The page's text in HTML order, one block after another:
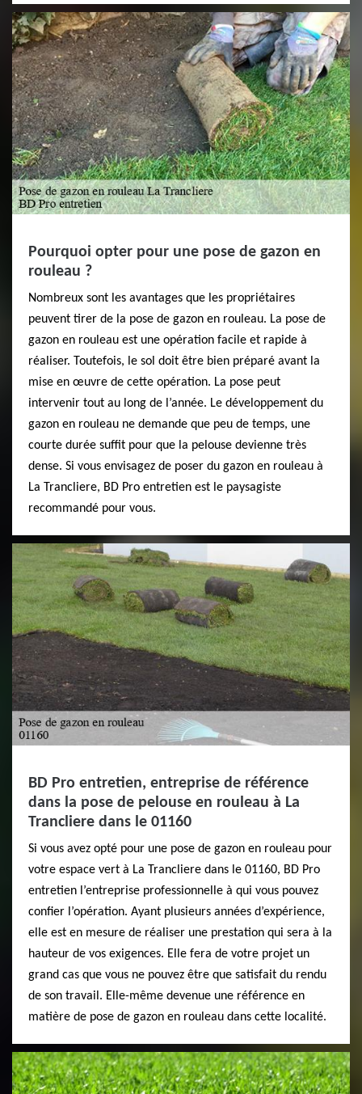
Pourquoi opter pour une pose de gazon en
rouleau ?
Nombreux sont les avantages que les propriétaires
peuvent tirer de la pose de gazon en rouleau. La pose de
gazon en rouleau est une opération facile et rapide à
réaliser. Toutefois, le sol doit être bien préparé avant la
mise en œuvre de cette opération. La pose peut
intervenir tout au long de l’année. Le développement du
gazon en rouleau ne demande que peu de temps, une
courte durée suffit pour que la pelouse devienne très
dense. Si vous envisagez de poser du gazon en rouleau à
La Trancliere, BD Pro entretien est le paysagiste
recommandé pour vous.
BD Pro entretien, entreprise de référence
dans la pose de pelouse en rouleau à La
Trancliere dans le 01160
Si vous avez opté pour une pose de gazon en rouleau pour
votre espace vert à La Trancliere dans le 01160, BD Pro
entretien l’entreprise professionnelle à qui vous pouvez
confier l’opération. Ayant plusieurs années d’expérience,
elle est en mesure de réaliser une prestation qui sera à la
hauteur de vos exigences. Elle fera de votre projet un
grand cas que vous ne pouvez être que satisfait du rendu
de son travail. Elle-même devenue une référence en
matière de pose de gazon en rouleau dans cette localité.